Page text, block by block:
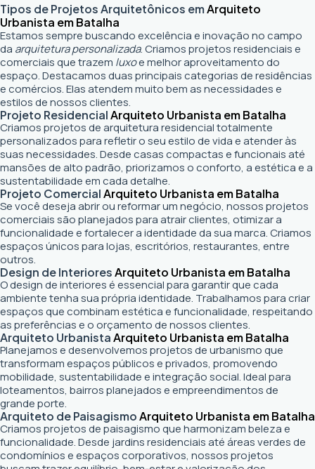
Tipos de Projetos Arquitetônicos emArquiteto
Urbanista em Batalha
Estamos sempre buscando excelência e inovação no campo
da arquitetura personalizada. Criamos projetos residenciais e
comerciais que trazem luxoe melhor aproveitamento do
espaço. Destacamos duas principais categorias de residências
e comércios. Elas atendem muito bem as necessidades e
estilos de nossos clientes.
Projeto ResidencialArquiteto Urbanista em Batalha
Criamos projetos de arquitetura residencial totalmente
personalizados para refletir o seu estilo de vida e atender às
suas necessidades. Desde casas compactas e funcionais até
mansões de alto padrão, priorizamos o conforto, a estética e a
sustentabilidade em cada detalhe.
Projeto ComercialArquiteto Urbanista em Batalha
Se você deseja abrir ou reformar um negócio, nossos projetos
comerciais são planejados para atrair clientes, otimizar a
funcionalidade e fortalecer a identidade da sua marca. Criamos
espaços únicos para lojas, escritórios, restaurantes, entre
outros.
Design de InterioresArquiteto Urbanista em Batalha
O design de interiores é essencial para garantir que cada
ambiente tenha sua própria identidade. Trabalhamos para criar
espaços que combinam estética e funcionalidade, respeitando
as preferências e o orçamento de nossos clientes.
Arquiteto UrbanistaArquiteto Urbanista em Batalha
Planejamos e desenvolvemos projetos de urbanismo que
transformam espaços públicos e privados, promovendo
mobilidade, sustentabilidade e integração social. Ideal para
loteamentos, bairros planejados e empreendimentos de
grande porte.
Arquiteto de PaisagismoArquiteto Urbanista em Batalha
Criamos projetos de paisagismo que harmonizam beleza e
funcionalidade. Desde jardins residenciais até áreas verdes de
condomínios e espaços corporativos, nossos projetos